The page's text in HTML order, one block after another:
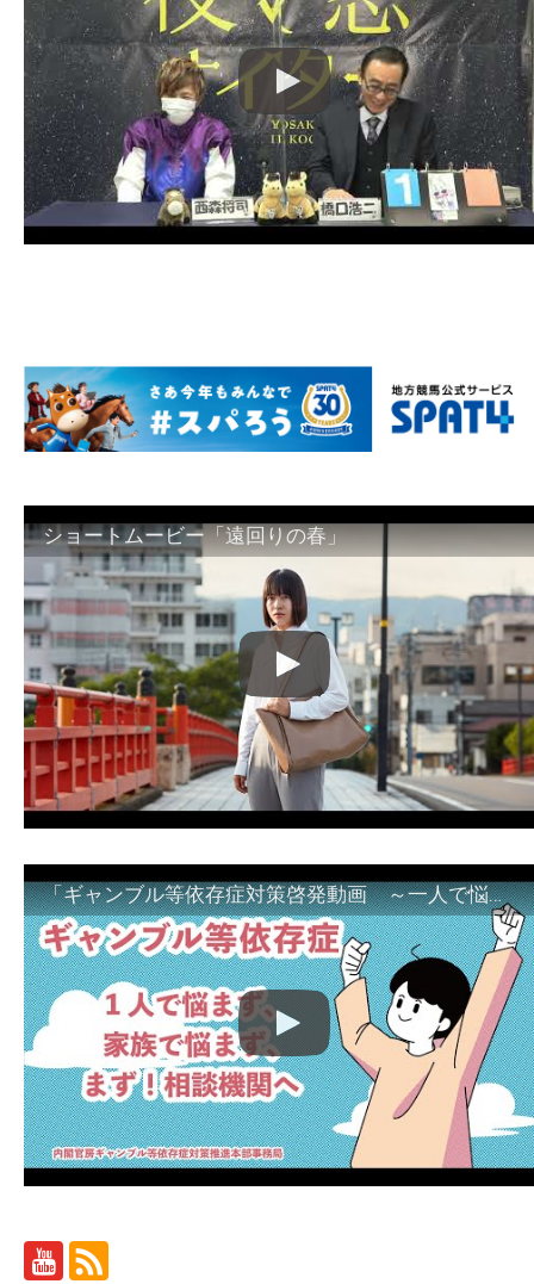
ショートムービー「遠回りの春」
「ギャンブル等依存症対策啓発動画 ～一人で悩まず、家族で悩まず、まず！相談機関へ～」